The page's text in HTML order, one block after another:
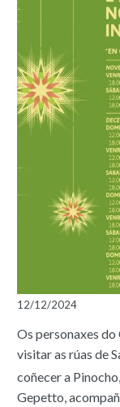
12/12/2024
Os personaxes
visitar as rúas de
coñecer a
Gepetto,